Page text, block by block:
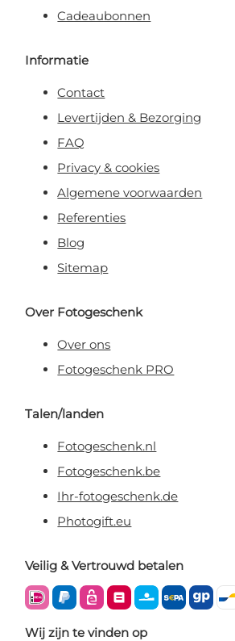
Cadeaubonnen
Informatie
Contact
Levertijden & Bezorging
FAQ
Privacy & cookies
Algemene voorwaarden
Referenties
Blog
Sitemap
Over Fotogeschenk
Over ons
Fotogeschenk PRO
Talen/landen
Fotogeschenk.nl
Fotogeschenk.be
Ihr-fotogeschenk.de
Photogift.eu
Veilig & Vertrouwd betalen
Wij zijn te vinden op